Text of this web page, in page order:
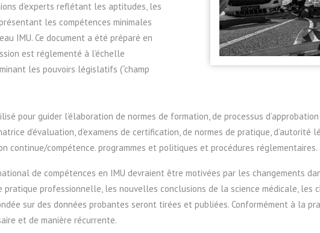
d’experts reflétant les aptitudes, les
les compétences minimales
IMU. Ce document a été préparé en
est réglementé à l’échelle
les pouvoirs législatifs (“champ
pour guider l’élaboration de normes de formation, de processus
d’évaluation, d’examens de certification, de normes de pratique, d’autorité
continue/compétence. programmes et politiques et procédures réglementaires.
de compétences en IMU devraient être motivées par les changements
pratique professionnelle, les nouvelles conclusions de la science médicale, les
sur des données probantes seront tirées et publiées. Conformément à la
et de manière récurrente.